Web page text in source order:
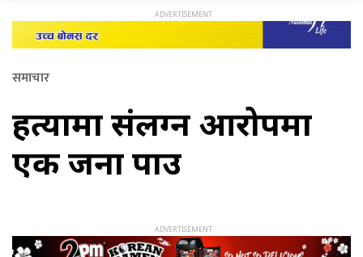
समाचार
हत्यामा संलग्न आरोपमा
एक जना पक्राउ